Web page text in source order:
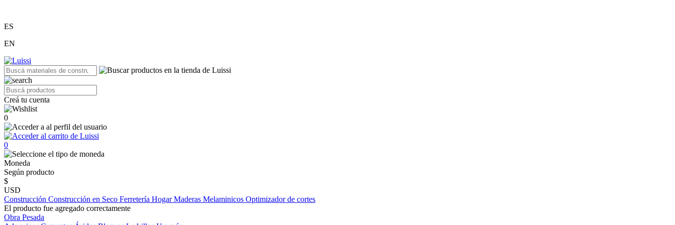
ES
EN
Creá tu cuenta
0
0
Moneda
Según producto
$
USD
Construcción Construcción en Seco Ferretería HogarMaderas Melaminicos Optimizador de cortes
El producto fue agregado correctamente
Obra Pesada